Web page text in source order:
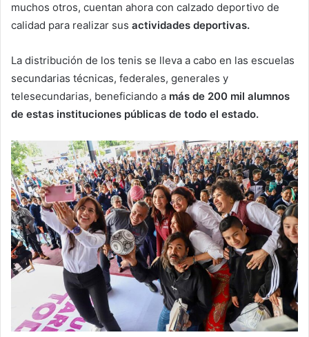
muchos otros, cuentan ahora con calzado deportivo de
calidad para realizar sus actividades deportivas.
La distribución de los tenis se lleva a cabo en las escuelas
secundarias técnicas, federales, generales y
telesecundarias, beneficiando a más de 200 mil alumnos
de estas instituciones públicas de todo el estado.